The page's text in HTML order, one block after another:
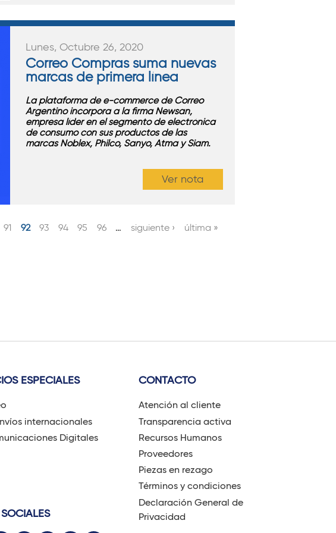
Lunes, Octubre 26, 2020
Correo Compras suma nuevas
marcas de primera línea
La plataforma de e-commerce de Correo
Argentino incorpora a la firma Newsan,
empresa líder en el segmento de electrónica
de consumo con sus productos de las
marcas Noblex, Philco, Sanyo, Atma y Siam.
Ver nota
91 92 93 94 95 96 … siguiente › última »
ESPECIALES
internacionales
Digitales
CONTACTO
Atención al cliente
Transparencia activa
Recursos Humanos
Proveedores
Piezas en rezago
Términos y condiciones
Declaración General de
Privacidad